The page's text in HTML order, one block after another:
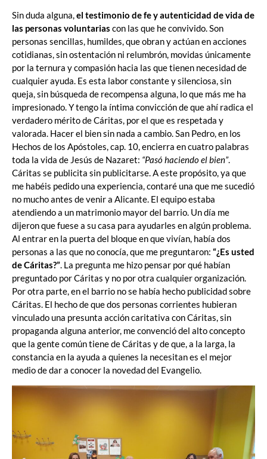
Sin duda alguna,el testimonio de fe y autenticidad de vida de
las personas voluntarias con las que he convivido. Son
personas sencillas, humildes, que obran y actúan en acciones
cotidianas, sin ostentación ni relumbrón, movidas únicamente
por la ternura y compasión hacia las que tienen necesidad de
cualquier ayuda. Es esta labor constante y silenciosa, sin
queja, sin búsqueda de recompensa alguna, lo que más me ha
impresionado. Y tengo la íntima convicción de que ahí radica el
verdadero mérito de Cáritas, por el que es respetada y
valorada. Hacer el bien sin nada a cambio. San Pedro, en los
Hechos de los Apóstoles, cap. 10, encierra en cuatro palabras
toda la vida de Jesús de Nazaret: “Pasó haciendo el bien”.
Cáritas se publicita sin publicitarse. A este propósito, ya que
me habéis pedido una experiencia, contaré una que me sucedió
no mucho antes de venir a Alicante. El equipo estaba
atendiendo a un matrimonio mayor del barrio. Un día me
dijeron que fuese a su casa para ayudarles en algún problema.
Al entrar en la puerta del bloque en que vivían, había dos
personas a las que no conocía, que me preguntaron: “¿Es usted
de Cáritas?”. La pregunta me hizo pensar por qué habían
preguntado por Cáritas y no por otra cualquier organización.
Por otra parte, en el barrio no se había hecho publicidad sobre
Cáritas. El hecho de que dos personas corrientes hubieran
vinculado una presunta acción caritativa con Cáritas, sin
propaganda alguna anterior, me convenció del alto concepto
que la gente común tiene de Cáritas y de que, a la larga, la
constancia en la ayuda a quienes la necesitan es el mejor
medio de dar a conocer la novedad del Evangelio.